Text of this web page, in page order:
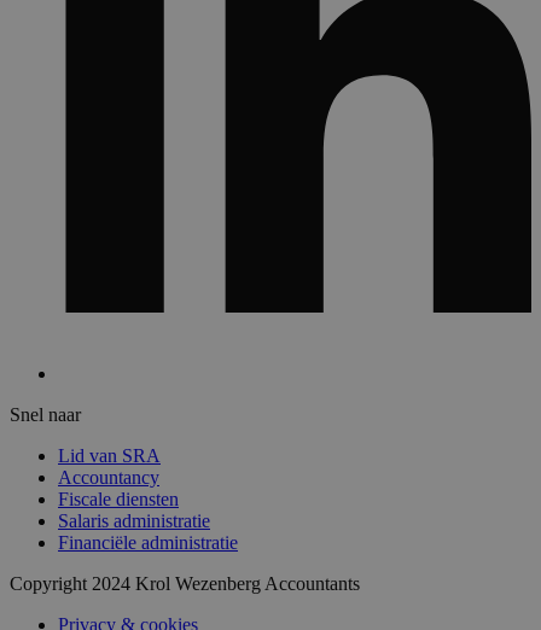
Snel naar
Lid van SRA
Accountancy
Fiscale diensten
Salaris administratie
Financiële administratie
Copyright 2024 Krol Wezenberg Accountants
Privacy & cookies